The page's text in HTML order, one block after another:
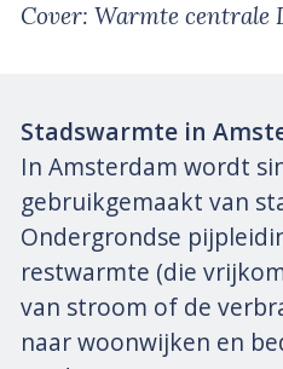
Cover: Warmte centrale
Stadswarmte in
In Amsterdam wordt
gebruikgemaakt van
Ondergrondse
restwarmte (die
van stroom of de
naar woonwijken en